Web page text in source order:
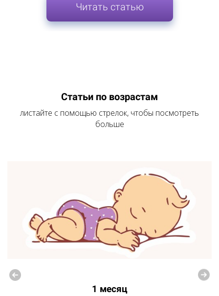
Читать статью
Статьи по возрастам
листайте с помощью стрелок, чтобы посмотреть
больше
1 месяц